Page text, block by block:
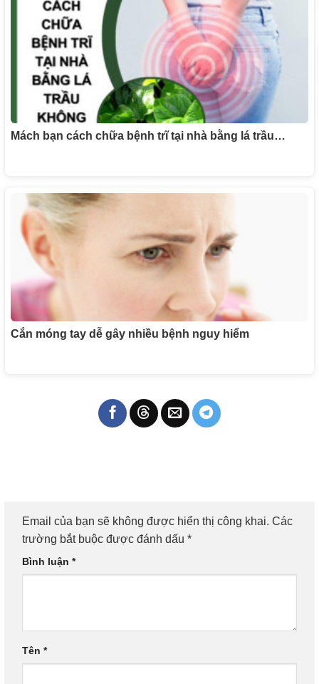
Mách bạn cách chữa bệnh trĩ tại nhà bằng lá trầu…
Cắn móng tay dễ gây nhiều bệnh nguy hiểm
Email của bạn sẽ không được hiển thị công khai. Các
trường bắt buộc được đánh dấu *
Bình luận *
Tên *